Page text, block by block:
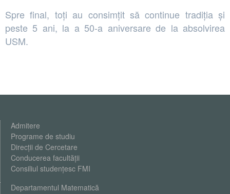
Spre final, toți au consimțit să continue tradiția și
peste 5 ani, la a 50-a aniversare de la absolvirea
USM.
Admitere
Programe de studiu
Direcții de Cercetare
Conducerea facultății
Consiliul studențesc FMI
Departamentul Matematică